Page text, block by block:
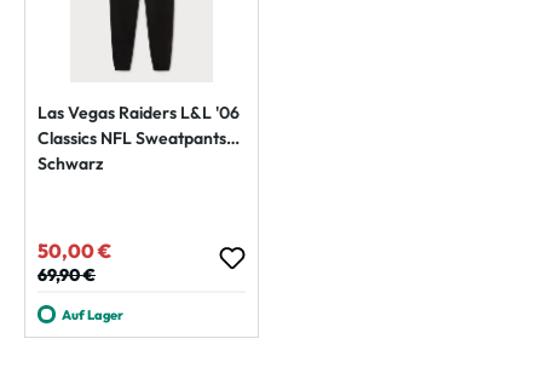
Las Vegas Raiders L&L '06
Classics NFL Sweatpants
Schwarz
Verkaufspreis:
50,00 €
Regulärer Preis:
69,90 €
Auf Lager